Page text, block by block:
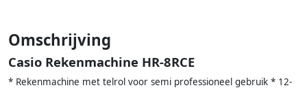
Omschrijving
Casio Rekenmachine HR-8RCE
* Rekenmachine met telrol voor semi professioneel gebruik * 12-